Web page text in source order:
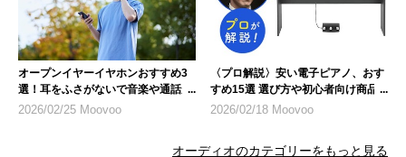
オープンイヤーイヤホンおすすめ3
選！耳をふさがないで音楽や通話が
楽しめる
2026/02/25 Moovoo
〈プロ解説〉安い電子ピアノ、おす
すめ15選 選び方や初心者向け商品
も紹介
2026/02/18 Moovoo
オーディオのカテゴリーをもっと見る